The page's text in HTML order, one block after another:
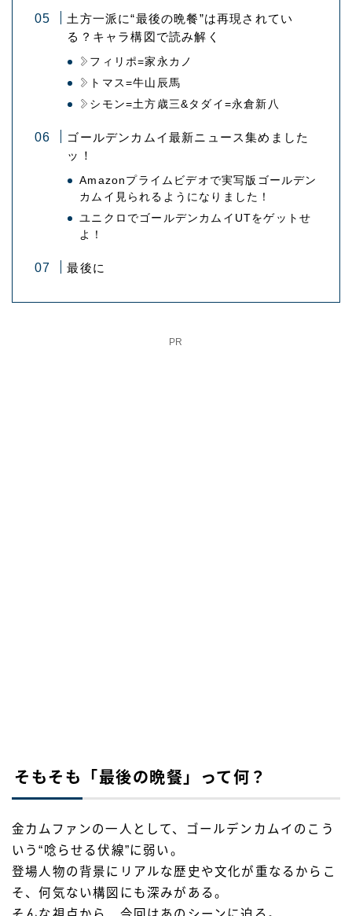
土方一派に“最後の晩餐”は再現されてい
る？キャラ構図で読み解く
フィリポ=家永カノ
トマス=牛山辰馬
シモン=土方歳三&タダイ=永倉新八
ゴールデンカムイ最新ニュース集めました
ッ！
Amazonプライムビデオで実写版ゴールデン
カムイ見られるようになりました！
ユニクロでゴールデンカムイUTをゲットせ
よ！
最後に
PR
そもそも「最後の晩餐」って何？
金カムファンの一人として、ゴールデンカムイのこう
いう“唸らせる伏線”に弱い。
登場人物の背景にリアルな歴史や文化が重なるからこ
そ、何気ない構図にも深みがある。